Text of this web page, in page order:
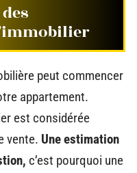
peut commencer
appartement.
est considérée
vente. Une estimation
c’est pourquoi une